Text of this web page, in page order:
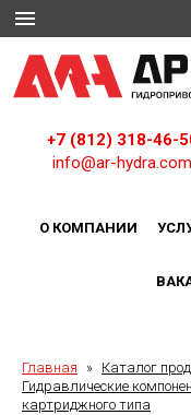
+7 (812) 318-46-
info@ar-hydra.com
О КОМПАНИИ
Главная » Каталог
Гидравлические
картриджного типа